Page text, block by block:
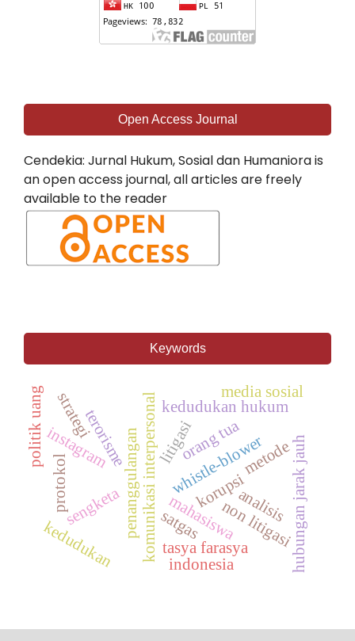
Open Access Journal
Cendekia: Jurnal Hukum, Sosial dan Humaniora is
an open access journal, all articles are freely
available to the reader
Keywords
komunikasi interpersonal orang tua
mahasiswa
kedudukan hukum
whistle-blower
penanggulangan korupsianalisis
tasya farasya
metode
terorisme
indonesia
media sosial
instagram hubungan jarak jauh
sengketa
litigasi
non litigasi
kedudukan
politik uang strategi
satgas
protokol